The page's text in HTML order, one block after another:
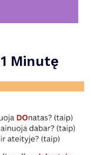
Minutę